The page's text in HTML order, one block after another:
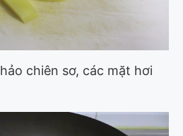
chiên sơ, các mặt hơi